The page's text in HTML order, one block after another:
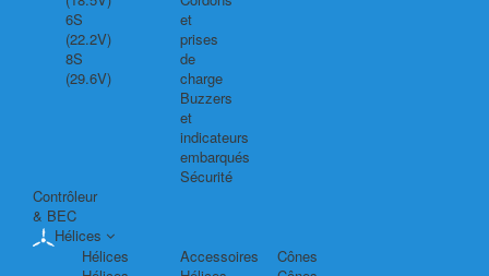
6S
(22.2V)
8S
(29.6V)
et
prises
de
charge
Buzzers
et
indicateurs
embarqués
Sécurité
Contrôleur
& BEC
Hélices
Hélices
Accessoires
Cônes